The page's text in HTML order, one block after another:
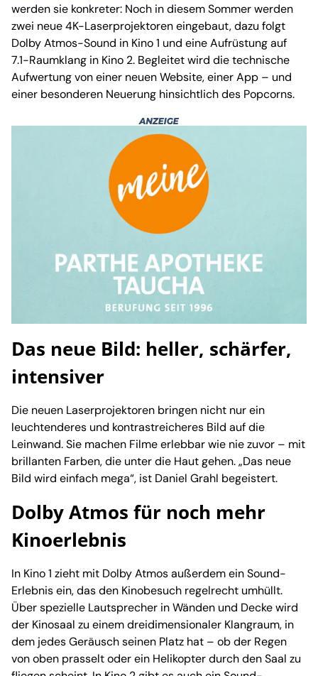
werden sie konkreter: Noch in diesem Sommer werden
zwei neue 4K-Laserprojektoren eingebaut, dazu folgt
Dolby Atmos-Sound in Kino 1 und eine Aufrüstung auf
7.1-Raumklang in Kino 2. Begleitet wird die technische
Aufwertung von einer neuen Website, einer App – und
einer besonderen Neuerung hinsichtlich des Popcorns.
Das neue Bild: heller, schärfer,
intensiver
Die neuen Laserprojektoren bringen nicht nur ein
leuchtenderes und kontrastreicheres Bild auf die
Leinwand. Sie machen Filme erlebbar wie nie zuvor – mit
brillanten Farben, die unter die Haut gehen. „Das neue
Bild wird einfach mega“, ist Daniel Grahl begeistert.
Dolby Atmos für noch mehr
Kinoerlebnis
In Kino 1 zieht mit Dolby Atmos außerdem ein Sound-
Erlebnis ein, das den Kinobesuch regelrecht umhüllt.
Über spezielle Lautsprecher in Wänden und Decke wird
der Kinosaal zu einem dreidimensionaler Klangraum, in
dem jedes Geräusch seinen Platz hat – ob der Regen
von oben prasselt oder ein Helikopter durch den Saal zu